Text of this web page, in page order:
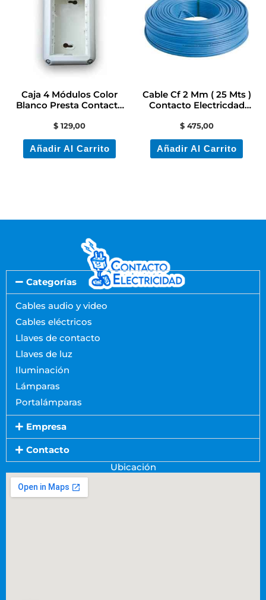
Caja 4 Módulos Color
Blanco Presta Contacto
$ 129,00
Añadir Al Carrito
Cable Cf 2 Mm ( 25 Mts )
Contacto Electricdad
$475,00
Añadir Al Carrito
Categorías
Cables audio y video
Cables eléctricos
Llaves de contacto
Llaves de luz
Iluminación
Lámparas
Portalámparas
Empresa
Contacto
Ubicación